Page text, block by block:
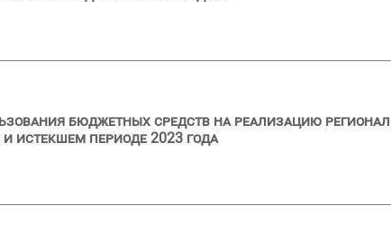
бюджетных средств на реализацию
истекшем периоде 2023 года